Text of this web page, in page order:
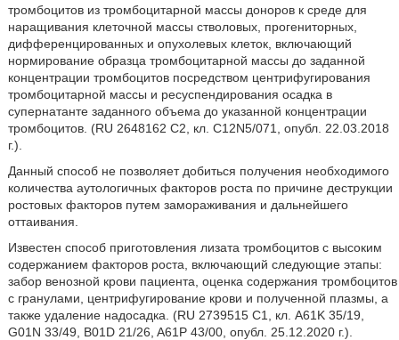
тромбоцитов из тромбоцитарной массы доноров к среде для
наращивания клеточной массы стволовых, прогениторных,
дифференцированных и опухолевых клеток, включающий
нормирование образца тромбоцитарной массы до заданной
концентрации тромбоцитов посредством центрифугирования
тромбоцитарной массы и ресуспендирования осадка в
супернатанте заданного объема до указанной концентрации
тромбоцитов. (RU 2648162 C2, кл. С12N5/071, опубл. 22.03.2018
г.).
Данный способ не позволяет добиться получения необходимого
количества аутологичных факторов роста по причине деструкции
ростовых факторов путем замораживания и дальнейшего
оттаивания.
Известен способ приготовления лизата тромбоцитов с высоким
содержанием факторов роста, включающий следующие этапы:
забор венозной крови пациента, оценка содержания тромбоцитов
с гранулами, центрифугирование крови и полученной плазмы, а
также удаление надосадка. (RU 2739515 C1, кл. A61K 35/19,
G01N 33/49, B01D 21/26, A61P 43/00, опубл. 25.12.2020 г.).